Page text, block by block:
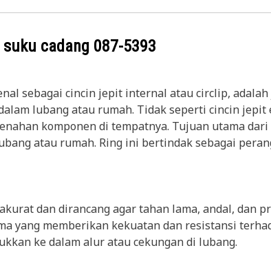
cadang 087-5393
sebagai cincin jepit internal atau circlip,
lubang atau rumah. Tidak seperti cincin
komponen di tempatnya. Tujuan utama
atau rumah. Ring ini bertindak sebagai
dan dirancang agar tahan lama, andal, dan
yang memberikan kekuatan dan resistansi
ke dalam alur atau cekungan di lubang.